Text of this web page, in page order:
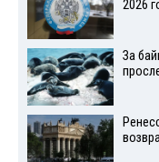
2026
За